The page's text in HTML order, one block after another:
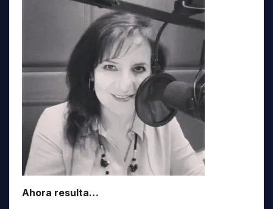
Ahora resulta…